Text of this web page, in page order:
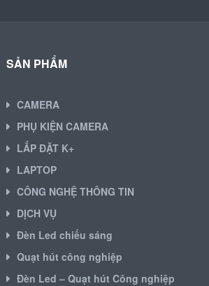
SẢN PHẨM
CAMERA
PHỤ KIỆN CAMERA
LẮP ĐẶT K+
LAPTOP
CÔNG NGHỆ THÔNG TIN
DỊCH VỤ
Đèn Led chiếu sáng
Quạt hút công nghiệp
Đèn Led – Quạt hút Công nghiệp